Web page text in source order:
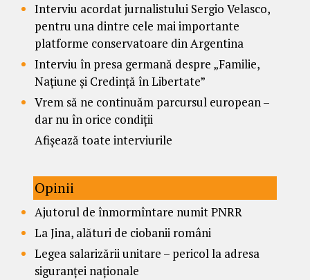
Interviu acordat jurnalistului Sergio Velasco,
pentru una dintre cele mai importante
platforme conservatoare din Argentina
Interviu în presa germană despre „Familie,
Națiune și Credință în Libertate”
Vrem să ne continuăm parcursul european –
dar nu în orice condiții
Afișează toate interviurile
Opinii
Ajutorul de înmormîntare numit PNRR
La Jina, alături de ciobanii români
Legea salarizării unitare – pericol la adresa
siguranței naționale